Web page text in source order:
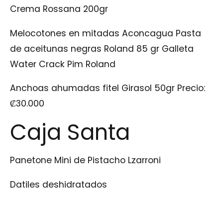
Crema Rossana 200gr
Melocotones en mitadas Aconcagua Pasta
de aceitunas negras Roland 85 gr Galleta
Water Crack Pim Roland
Anchoas ahumadas fitel Girasol 50gr Precio:
₡30.000
Caja Santa
Panetone Mini de Pistacho Lzarroni
Datiles deshidratados